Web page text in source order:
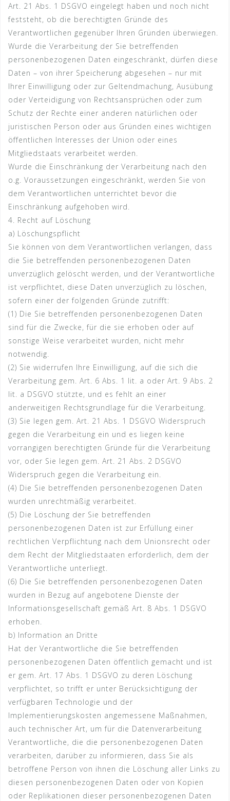
Art. 21 Abs. 1 DSGVO eingelegt haben und noch nicht
feststeht, ob die berechtigten Gründe des
Verantwortlichen gegenüber Ihren Gründen überwiegen.
Wurde die Verarbeitung der Sie betreffenden
personenbezogenen Daten eingeschränkt, dürfen diese
Daten – von ihrer Speicherung abgesehen – nur mit
Ihrer Einwilligung oder zur Geltendmachung, Ausübung
oder Verteidigung von Rechtsansprüchen oder zum
Schutz der Rechte einer anderen natürlichen oder
juristischen Person oder aus Gründen eines wichtigen
öffentlichen Interesses der Union oder eines
Mitgliedstaats verarbeitet werden.
Wurde die Einschränkung der Verarbeitung nach den
o.g. Voraussetzungen eingeschränkt, werden Sie von
dem Verantwortlichen unterrichtet bevor die
Einschränkung aufgehoben wird.
4. Recht auf Löschung
a) Löschungspflicht
Sie können von dem Verantwortlichen verlangen, dass
die Sie betreffenden personenbezogenen Daten
unverzüglich gelöscht werden, und der Verantwortliche
ist verpflichtet, diese Daten unverzüglich zu löschen,
sofern einer der folgenden Gründe zutrifft:
(1) Die Sie betreffenden personenbezogenen Daten
sind für die Zwecke, für die sie erhoben oder auf
sonstige Weise verarbeitet wurden, nicht mehr
notwendig.
(2) Sie widerrufen Ihre Einwilligung, auf die sich die
Verarbeitung gem. Art. 6 Abs. 1 lit. a oder Art. 9 Abs. 2
lit. a DSGVO stützte, und es fehlt an einer
anderweitigen Rechtsgrundlage für die Verarbeitung.
(3) Sie legen gem. Art. 21 Abs. 1 DSGVO Widerspruch
gegen die Verarbeitung ein und es liegen keine
vorrangigen berechtigten Gründe für die Verarbeitung
vor, oder Sie legen gem. Art. 21 Abs. 2 DSGVO
Widerspruch gegen die Verarbeitung ein.
(4) Die Sie betreffenden personenbezogenen Daten
wurden unrechtmäßig verarbeitet.
(5) Die Löschung der Sie betreffenden
personenbezogenen Daten ist zur Erfüllung einer
rechtlichen Verpflichtung nach dem Unionsrecht oder
dem Recht der Mitgliedstaaten erforderlich, dem der
Verantwortliche unterliegt.
(6) Die Sie betreffenden personenbezogenen Daten
wurden in Bezug auf angebotene Dienste der
Informationsgesellschaft gemäß Art. 8 Abs. 1 DSGVO
erhoben.
b) Information an Dritte
Hat der Verantwortliche die Sie betreffenden
personenbezogenen Daten öffentlich gemacht und ist
er gem. Art. 17 Abs. 1 DSGVO zu deren Löschung
verpflichtet, so trifft er unter Berücksichtigung der
verfügbaren Technologie und der
Implementierungskosten angemessene Maßnahmen,
auch technischer Art, um für die Datenverarbeitung
Verantwortliche, die die personenbezogenen Daten
verarbeiten, darüber zu informieren, dass Sie als
betroffene Person von ihnen die Löschung aller Links zu
diesen personenbezogenen Daten oder von Kopien
oder Replikationen dieser personenbezogenen Daten